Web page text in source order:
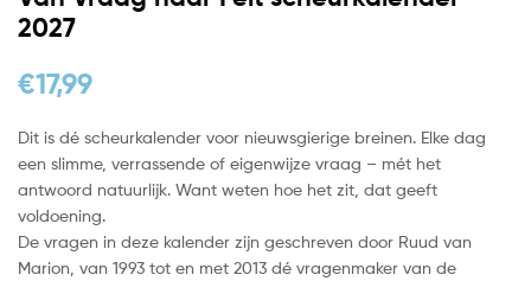
2027
€17,99
Dit is dé scheurkalender voor nieuwsgierige breinen. Elke dag
een slimme, verrassende of eigenwijze vraag – mét het
antwoord natuurlijk. Want weten hoe het zit, dat geeft
voldoening.
De vragen in deze kalender zijn geschreven door Ruud van
Marion, van 1993 tot en met 2013 dé vragenmaker van de